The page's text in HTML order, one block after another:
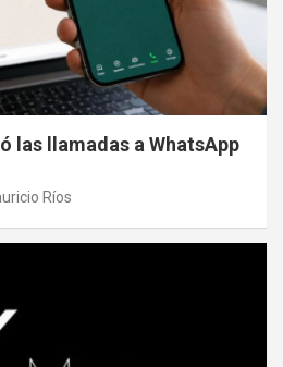
las llamadas a WhatsApp
Ríos